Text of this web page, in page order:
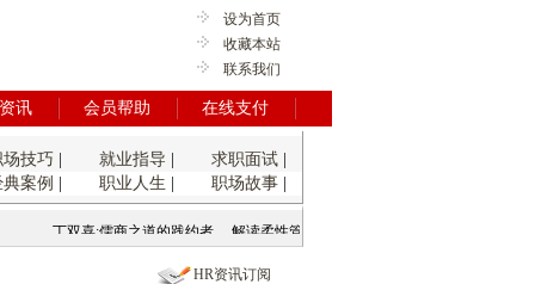
设为首页
收藏本站
联系我们
讯 会员帮助 在线支付
场技巧 就业指导 求职面试|
案例 职业人生 职场故事|
丁双喜:儒商之道的践约者 解读柔性管理
HR资讯订阅